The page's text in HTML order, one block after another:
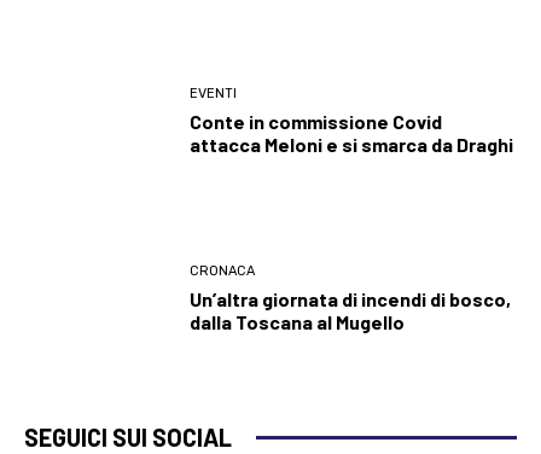
EVENTI
Conte in commissione Covid
attacca Meloni e si smarca da Draghi
CRONACA
Un’altra giornata di incendi di bosco,
dalla Toscana al Mugello
SEGUICI SUI SOCIAL